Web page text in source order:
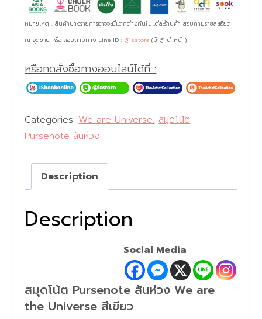
หมายเหตุ : สินค้าบางรายการอาจจะมีแตกต่างกันในแต่ละร้านค้า สอบถามรายละเอียด
ณ จุดขาย หรือ สอบถามทาง Line ID :@isstore (มี @ นำหน้า)
หรือกดสั่งซื้อทางออนไลน์ได้ที่ :
Categories:We are Universe,สมุดโน้ต
Pursenote สันห่วง
Description
Description
Social Media
สมุดโน้ต Pursenote สันห่วง We are
the Universe สีเขียว